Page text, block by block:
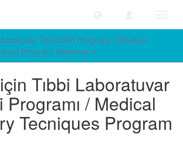
Teknikleri Programı / Medical
Program listeleme
Tıbbi Laboratuvar
Programı / Medical
Tecniques Program